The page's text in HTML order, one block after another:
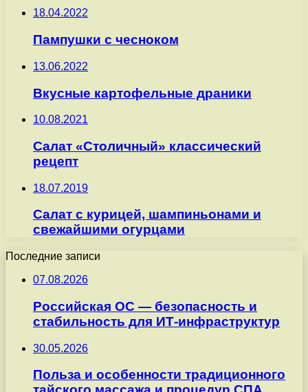
18.04.2022
Пампушки с чесноком
13.06.2022
Вкусные картофельные драники
10.08.2021
Салат «Столичный» классический
рецепт
18.07.2019
Салат с курицей, шампиньонами и
свежайшими огурцами
Последние записи
07.08.2026
Российская ОС — безопасность и
стабильность для ИТ-инфраструктур
30.05.2026
Польза и особенности традиционного